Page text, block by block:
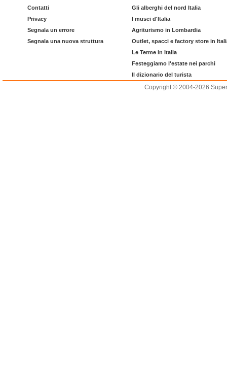
Contatti
Privacy
Segnala un errore
Segnala una nuova struttura
Gli alberghi del nord Italia
I musei d'Italia
Agriturismo in Lombardia
Outlet, spacci e factory store in
Le Terme in Italia
Festeggiamo l'estate nei parchi
Il dizionario del turista
Copyright © 2004-2026